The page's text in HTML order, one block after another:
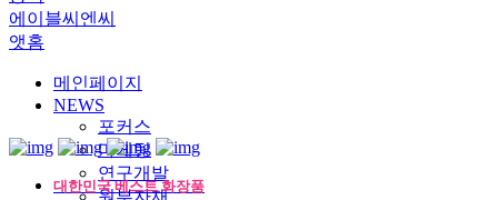
에이블씨엔씨
앳홈
메인페이지
NEWS
포커스
마케팅
연구개발
원부자재
대한민국 베스트 화장품